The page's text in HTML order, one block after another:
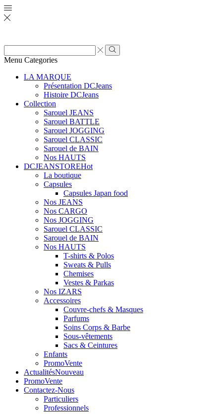
Zone
de
Rechercher
Menu Categories
LA MARQUE
Présentation DCJeans
Histoire DCJeans
Collection
Sarouel JEANS
Sarouel BATTLE
Sarouel JOGGING
Sarouel CLASSIC
Sarouel de BAIN
Nos HAUTS
DCJEANSTOREHot
La boutique
Capsules
Capsules Japan food
Nos JEANS
Nos CARGO
Nos JOGGING
Sarouel CLASSIC
Sarouel de BAIN
Nos HAUTS
T-shirts & Polos
Sweats & Pulls
Chemises
Vestes & Parkas
Nos IZARS
Accessoires
Couvre-chefs & Masques
Parfums
Soins Corps & Barbe
Sous-vêtements
Sacs & Ceintures
Enfants
PromoVente
ActualitésNouveau
PromoVente
Contactez-Nous
Particuliers
Professionnels